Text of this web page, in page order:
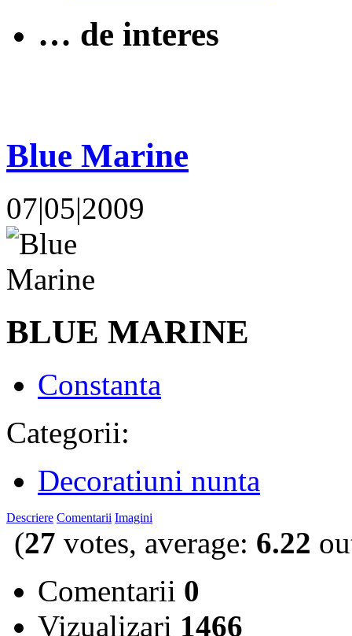
… de interes
Blue Marine
07|05|2009
BLUE MARINE
Constanta
Categorii:
Decoratiuni nunta
Descriere Comentarii Imagini
(27 votes, average: 6.22
Comentarii 0
Vizualizari 1466